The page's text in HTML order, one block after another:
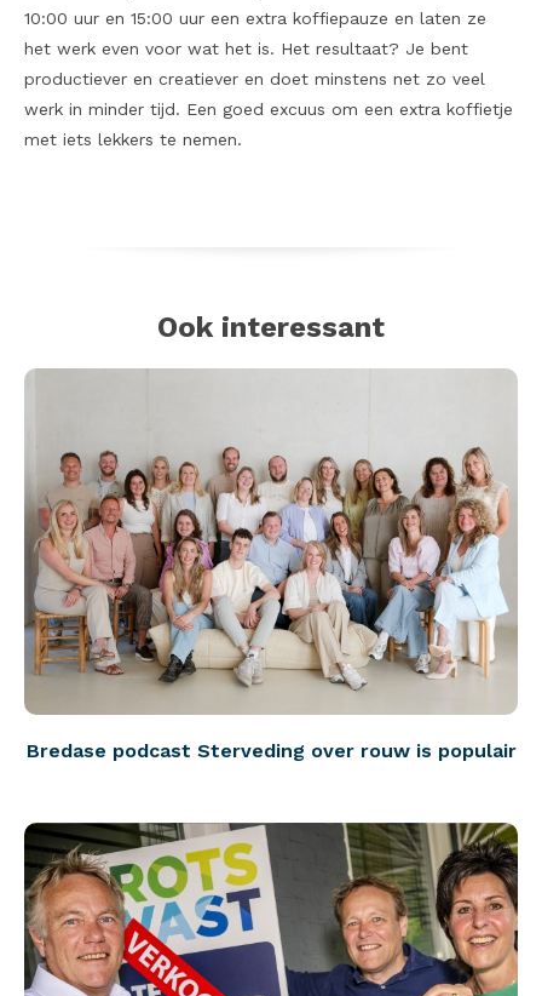
10:00 uur en 15:00 uur een extra koffiepauze en laten ze
het werk even voor wat het is. Het resultaat? Je bent
productiever en creatiever en doet minstens net zo veel
werk in minder tijd. Een goed excuus om een extra koffietje
met iets lekkers te nemen.
Ook interessant
Bredase podcast Sterveding over rouw is populair